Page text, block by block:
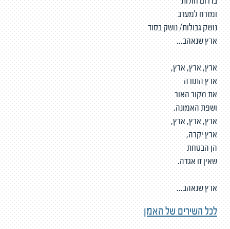
בדרום חולות
ומזרח למערב
נושק גבולות/ נושק בסוד
ארץ שנאהב...
ארץ, ארץ, ארץ,
ארץ התורה
את מקור האור
ושפת האמונה.
ארץ, ארץ, ארץ,
ארץ יקרה,
הן הבטחת
שאין זו אגדה.
ארץ שנאהב...
לכל השירים של האמן